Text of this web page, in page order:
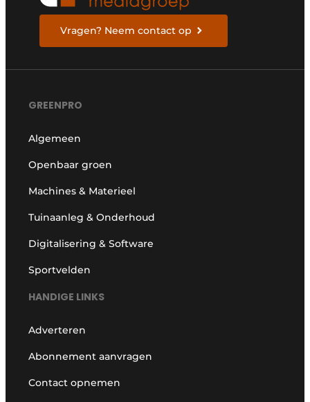
Vragen? Neem contact op
GREENPRO
Algemeen
Openbaar groen
Machines & Materieel
Tuinaanleg & Onderhoud
Digitalisering & Software
Sportvelden
HANDIGE LINKS
Adverteren
Abonnement aanvragen
Contact opnemen